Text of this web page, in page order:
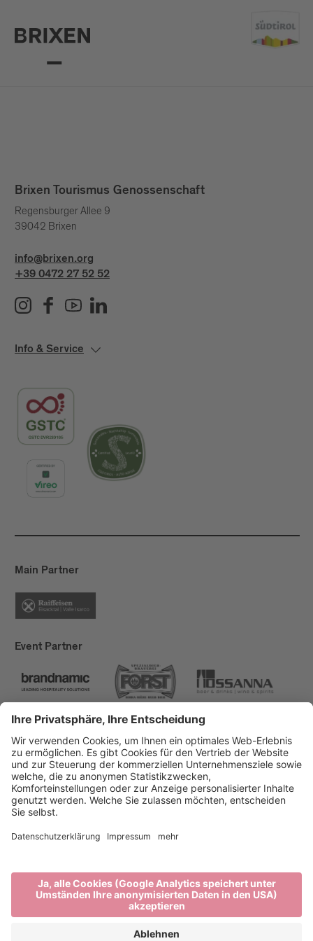
Brixen Tourismus Genossenschaft
Regensburger Allee 9
39042 Brixen
info@brixen.org
+39 0472 27 52 52
Info & Service
Main Partner
Event Partner
Brixen Tourismus
Privacy
Impressum
Förderungen
produced by